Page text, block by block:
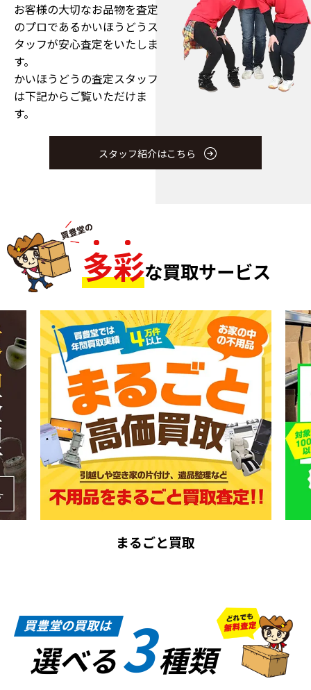
お客様の大切なお品物を査定
のプロであるかいほうどうス
タッフが安心査定をいたしま
す。
かいほうどうの査定スタッフ
は下記からご覧いただけま
す。
スタッフ紹介はこちら
多彩な買取サービス
まるごと買取
買豊堂の買取は
選べる3種類